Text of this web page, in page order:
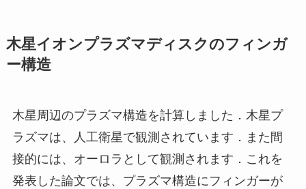
木星イオンプラズマディスクのフィンガ
ー構造
木星周辺のプラズマ構造を計算しました．木星プ
ラズマは、人工衛星で観測されています．また間
接的には、オーロラとして観測されます．これを
発表した論文では、プラズマ構造にフィンガーが